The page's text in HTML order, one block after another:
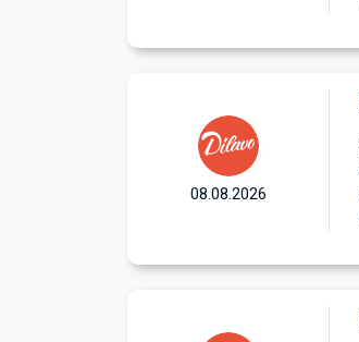
08.08.2026